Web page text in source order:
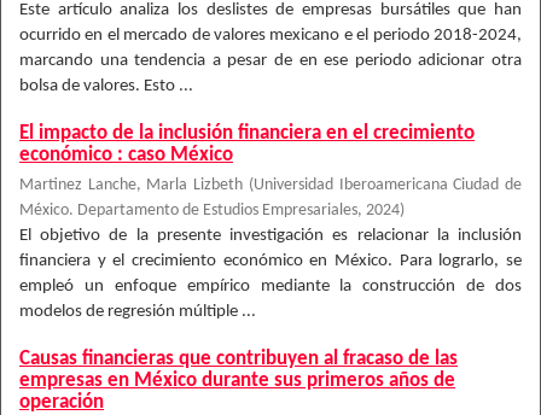
Este artículo analiza los deslistes de empresas bursátiles que han
ocurrido en el mercado de valores mexicano e el periodo 2018-2024,
marcando una tendencia a pesar de en ese periodo adicionar otra
bolsa de valores. Esto ...
El impacto de la inclusión financiera en el crecimiento
económico : caso México
Martinez Lanche, Marla Lizbeth (Universidad Iberoamericana Ciudad de
México. Departamento de Estudios Empresariales, 2024)
El objetivo de la presente investigación es relacionar la inclusión
financiera y el crecimiento económico en México. Para lograrlo, se
empleó un enfoque empírico mediante la construcción de dos
modelos de regresión múltiple ...
Causas financieras que contribuyen al fracaso de las
empresas en México durante sus primeros años de
operación